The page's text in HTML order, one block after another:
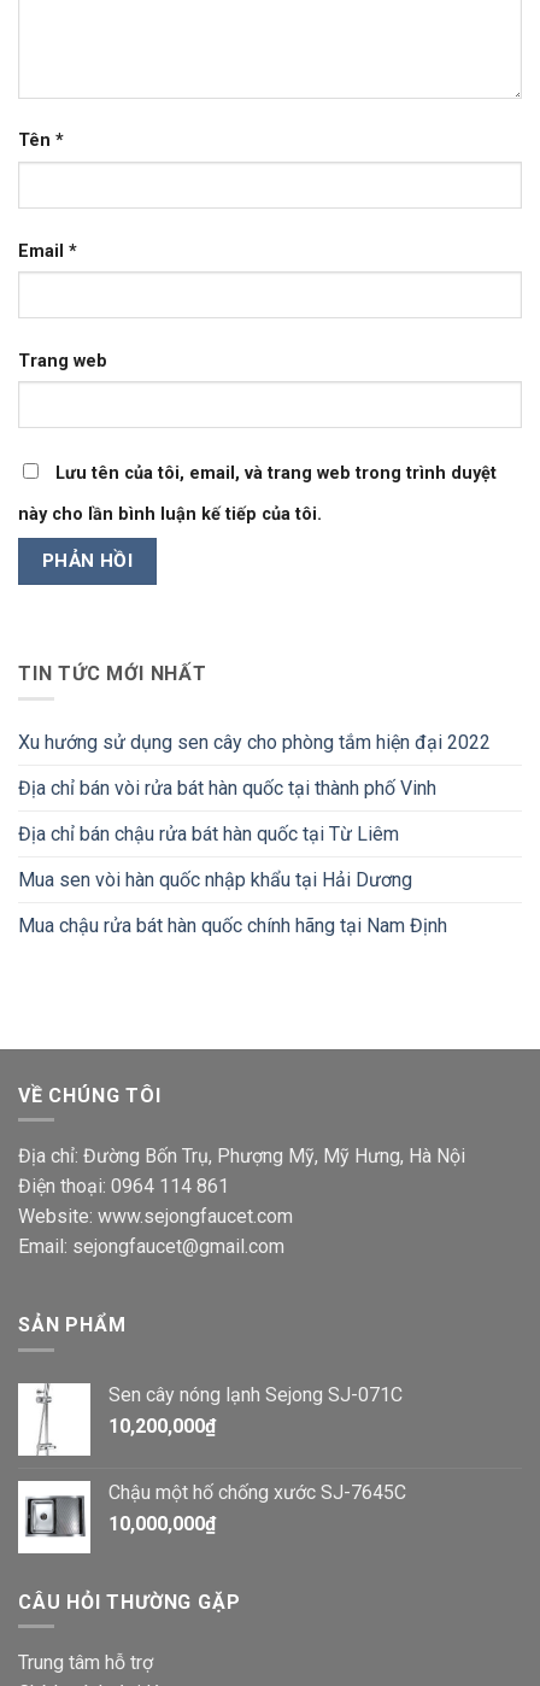
Tên *
Email *
Trang web
Lưu tên của tôi, email, và trang web trong trình duyệt
này cho lần bình luận kế tiếp của tôi.
TIN TỨC MỚI NHẤT
Xu hướng sử dụng sen cây cho phòng tắm hiện đại 2022
Địa chỉ bán vòi rửa bát hàn quốc tại thành phố Vinh
Địa chỉ bán chậu rửa bát hàn quốc tại Từ Liêm
Mua sen vòi hàn quốc nhập khẩu tại Hải Dương
Mua chậu rửa bát hàn quốc chính hãng tại Nam Định
VỀ CHÚNG TÔI
Địa chỉ: Đường Bốn Trụ, Phượng Mỹ, Mỹ Hưng, Hà Nội
Điện thoại: 0964 114 861
Website: www.sejongfaucet.com
Email: sejongfaucet@gmail.com
SẢN PHẨM
Sen cây nóng lạnh Sejong SJ-071C
10,200,000₫
Chậu một hố chống xước SJ-7645C
10,000,000₫
CÂU HỎI THƯỜNG GẶP
Trung tâm hỗ trợ